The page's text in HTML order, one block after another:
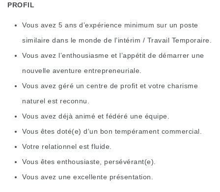
PROFIL
Vous avez 5 ans d’expérience minimum sur un poste
similaire dans le monde de l’intérim / Travail Temporaire.
Vous avez l’enthousiasme et l’appétit de démarrer une
nouvelle aventure entrepreneuriale.
Vous avez géré un centre de profit et votre charisme
naturel est reconnu.
Vous avez déjà animé et fédéré une équipe.
Vous êtes doté(e) d’un bon tempérament commercial.
Votre relationnel est fluide.
Vous êtes enthousiaste, persévérant(e).
Vous avez une excellente présentation.